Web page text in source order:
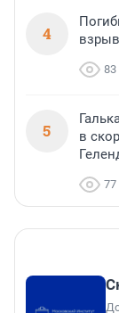
4
83
5
в
77